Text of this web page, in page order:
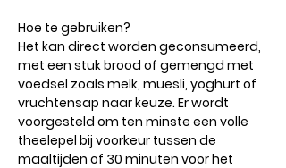
Hoe te gebruiken?
Het kan direct worden geconsumeerd,
met een stuk brood of gemengd met
voedsel zoals melk, muesli, yoghurt of
vruchtensap naar keuze. Er wordt
voorgesteld om ten minste een volle
theelepel bij voorkeur tussen de
maaltijden of 30 minuten voor het